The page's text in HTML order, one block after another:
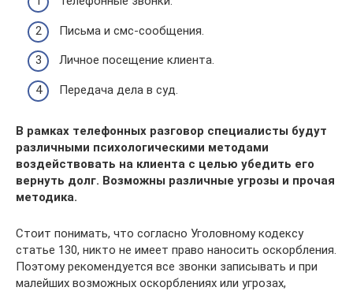
Письма и смс-сообщения.
Личное посещение клиента.
Передача дела в суд.
В рамках телефонных разговор специалисты будут
различными психологическими методами
воздействовать на клиента с целью убедить его
вернуть долг. Возможны различные угрозы и прочая
методика.
Стоит понимать, что согласно Уголовному кодексу
статье 130, никто не имеет право наносить оскорбления.
Поэтому рекомендуется все звонки записывать и при
малейших возможных оскорблениях или угрозах,